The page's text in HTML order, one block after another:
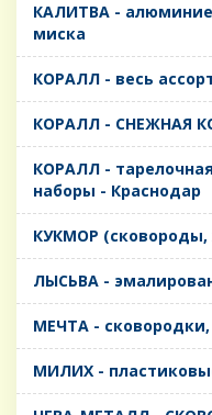
КАЛИТВА -
миска
КОРАЛЛ - весь
КОРАЛЛ - СНЕЖНАЯ
КОРАЛЛ -
наборы - Краснодар
КУКМОР (сковороды,
ЛЫСЬВА -
МЕЧТА -
МИЛИХ -